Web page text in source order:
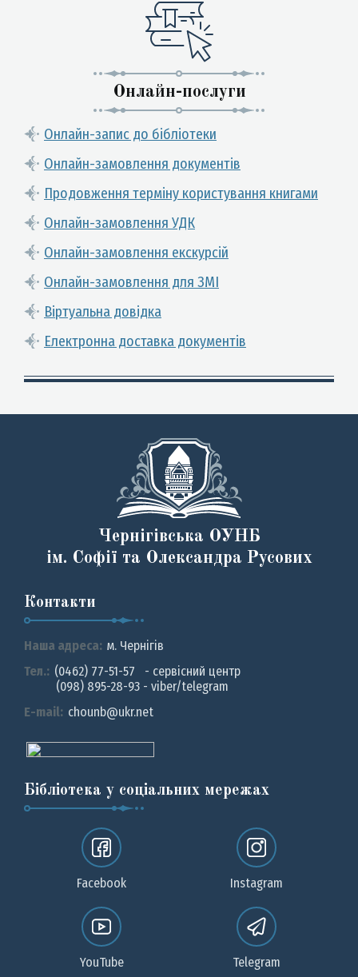
Онлайн-послуги
Онлайн-запис до бібліотеки
Онлайн-замовлення документів
Продовження терміну користування книгами
Онлайн-замовлення УДК
Онлайн-замовлення екскурсій
Онлайн-замовлення для ЗМІ
Віртуальна довідка
Електронна доставка документів
Чернігівська ОУНБ
ім. Софії та Олександра Русових
Контакти
Наша адреса: м. Чернiгiв
Тел.: (0462) 77-51-57 - сервісний центр
(098) 895-28-93 - viber/telegram
E-mail: chounb@ukr.net
Бібліотека у соціальних мережах
Facebook Instagram
YouTube Telegram